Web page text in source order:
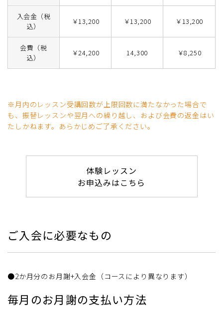
入会金（税
込）
￥13,200 ￥13,200 ￥13,200
会費（税
込）
￥24,200 14,300 ￥8,250
※月内のレッスン受講回数が上限回数に満たなかった場合で
も、振替レッスンや翌月への繰り越し、および会費の返金はい
たしかねます。あらかじめご了承ください。
体験レッスン
お申込みはこちら
ご入会に必要なもの
●2か月分のお月謝+入会金（コースにより異なります）
毎月のお月謝の支払い方法